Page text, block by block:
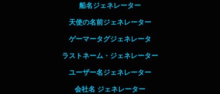
船名ジェネレーター
天使の名前ジェネレーター
ゲーマータグジェネレータ
ラストネーム・ジェネレーター
ユーザー名ジェネレーター
会社名 ジェネレーター